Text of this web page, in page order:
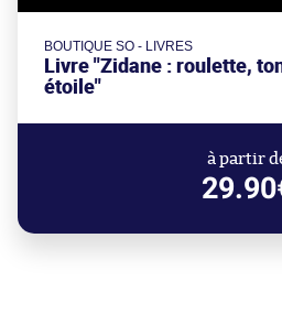
BOUTIQUE SO - LIVRES
Livre "Zidane : roulette,
étoile"
à partir